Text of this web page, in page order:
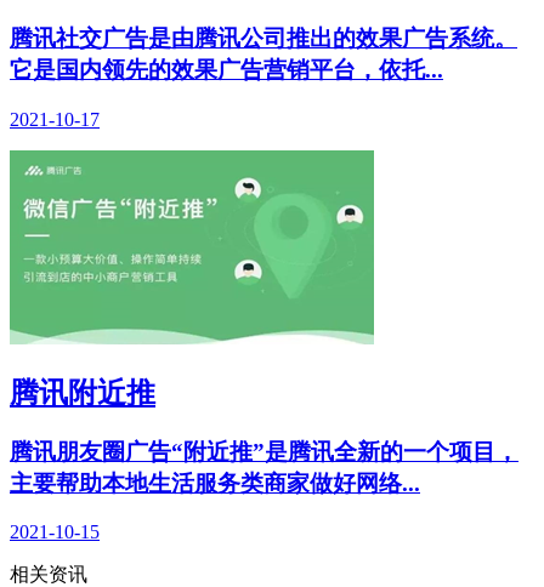
腾讯社交广告是由腾讯公司推出的效果广告系统。
它是国内领先的效果广告营销平台，依托...
2021-10-17
腾讯附近推
腾讯朋友圈广告“附近推”是腾讯全新的一个项目，
主要帮助本地生活服务类商家做好网络...
2021-10-15
相关资讯